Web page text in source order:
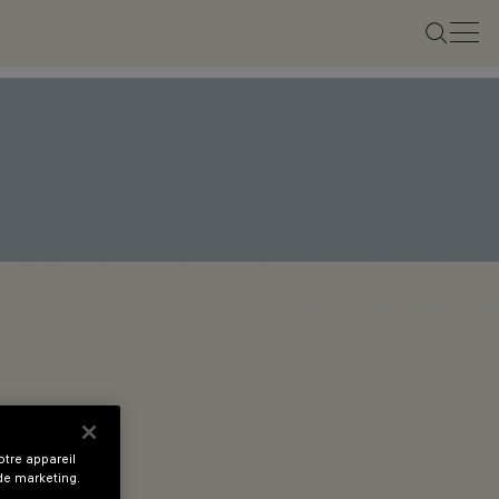
appareil
marketing.